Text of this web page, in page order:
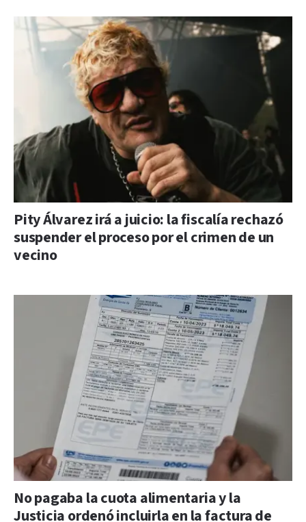
Pity Álvarez irá a juicio: la fiscalía rechazó
suspender el proceso por el crimen de un
vecino
No pagaba la cuota alimentaria y la
Justicia ordenó incluirla en la factura de